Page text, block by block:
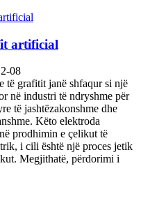
artificial
08
të grafitit janë shfaqur si një
në industri të ndryshme për
të jashtëzakonshme dhe
Këto elektroda
prodhimin e çelikut të
i cili është një proces jetik
Megjithatë, përdorimi i